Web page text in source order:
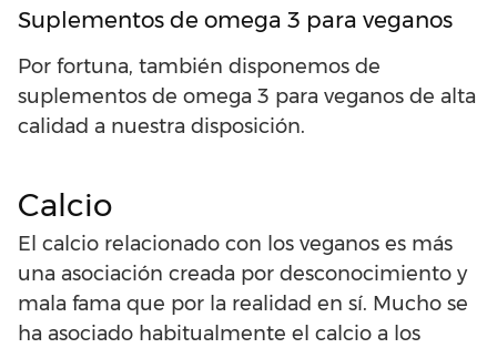
Suplementos de omega 3 para veganos
Por fortuna, también disponemos de
suplementos de omega 3 para veganos de alta
calidad a nuestra disposición.
Calcio
El calcio relacionado con los veganos es más
una asociación creada por desconocimiento y
mala fama que por la realidad en sí. Mucho se
ha asociado habitualmente el calcio a los